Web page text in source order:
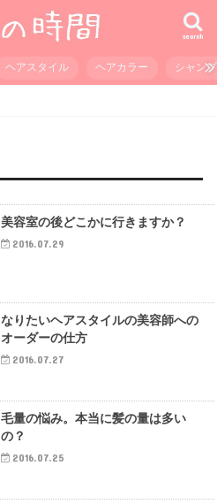
search
ヘアスタイル ヘアカラー シャン
美容室の後どこかに行きますか？
2016.07.29
なりたいヘアスタイルの美容師への
オーダーの仕方
2016.07.27
毛量の悩み。本当に髪の量は多い
の？
2016.07.25